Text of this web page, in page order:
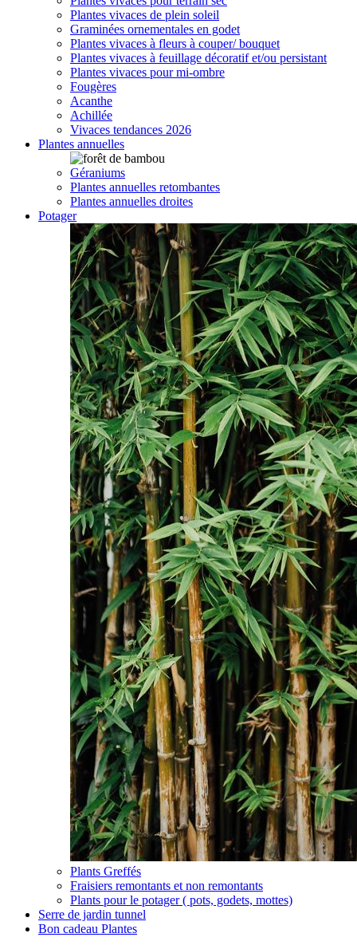
Plantes vivaces de plein soleil
Graminées ornementales en godet
Plantes vivaces à fleurs à couper/ bouquet
Plantes vivaces à feuillage décoratif et/ou persistant
Plantes vivaces pour mi-ombre
Fougères
Acanthe
Achillée
Vivaces tendances 2026
Plantes annuelles
Géraniums
Plantes annuelles retombantes
Plantes annuelles droites
Potager
Plants Greffés
Fraisiers remontants et non remontants
Plants pour le potager ( pots, godets, mottes)
Serre de jardin tunnel
Bon cadeau Plantes